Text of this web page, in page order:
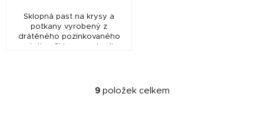
Sklopná past na krysy a
potkany vyrobený z
drátěného pozinkovaného
O
9položek celkem